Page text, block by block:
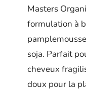
Masters
formulation à
soja. Parfait
cheveux
doux pour la